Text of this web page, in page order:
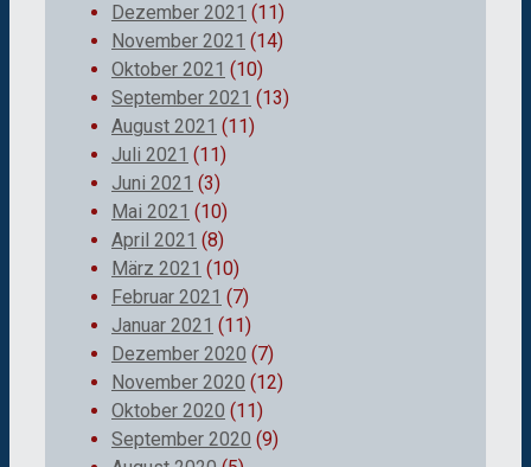
Dezember 2021 (11)
November 2021 (14)
Oktober 2021 (10)
September 2021 (13)
August 2021 (11)
Juli 2021 (11)
Juni 2021 (3)
Mai 2021 (10)
April 2021 (8)
März 2021 (10)
Februar 2021 (7)
Januar 2021 (11)
Dezember 2020 (7)
November 2020 (12)
Oktober 2020 (11)
September 2020 (9)